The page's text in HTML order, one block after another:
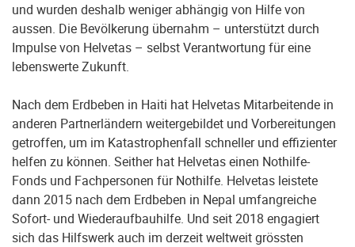
und wurden deshalb weniger abhängig von Hilfe von
aussen. Die Bevölkerung übernahm – unterstützt durch
Impulse von Helvetas – selbst Verantwortung für eine
lebenswerte Zukunft.
Nach dem Erdbeben in Haiti hat Helvetas Mitarbeitende in
anderen Partnerländern weitergebildet und Vorbereitungen
getroffen, um im Katastrophenfall schneller und effizienter
helfen zu können. Seither hat Helvetas einen Nothilfe-
Fonds und Fachpersonen für Nothilfe. Helvetas leistete
dann 2015 nach dem Erdbeben in Nepal umfangreiche
Sofort- und Wiederaufbauhilfe. Und seit 2018 engagiert
sich das Hilfswerk auch im derzeit weltweit grössten